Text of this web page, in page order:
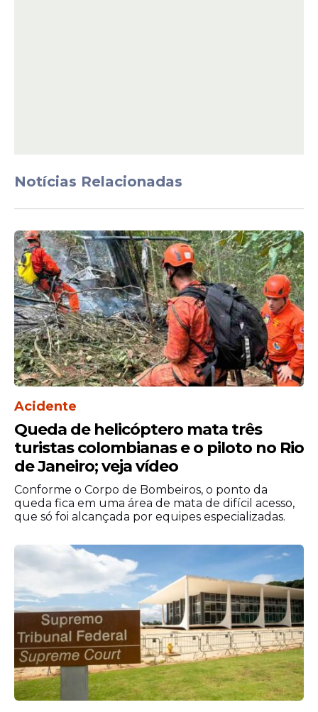
Solicitações (nome social e atendimento
especializado):até 7 de junho
especializado:17 de junho
Pagamento da taxa de inscrição:12 de
junho
Provas:3 e 10 de novembro
Gabarito oficial:20 de novembro
Resultado da prova:13 de janeiro de 2025
PROVAS
O edital prevê que o exame será
constituído de quatro provas objetivas
(cada uma com 45 questões de múltiplas
escolhas) e uma redação em língua
portuguesa.
São quatro áreas de conhecimento a
redação, códigos e suas tecnologias, tem
como componentes curriculares as
disciplinas língua portuguesa, literatura,
língua estrangeira (inglês ou espanhol),
artes, educação física e tecnologias da
informação e comunicação.
A segunda área de conhecimento (ciências
humanas e suas tecnologias) tem como
Notícias Relacionadas
Acidente
Queda de helicóptero mata três
turistas colombianas e o piloto no Rio
de Janeiro; veja vídeo
Conforme o Corpo de Bombeiros, o ponto da
queda fica em uma área de mata de difícil acesso,
que só foi alcançada por equipes especializadas.